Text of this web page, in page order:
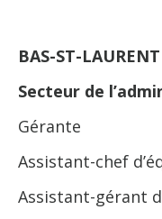
BAS-ST-LAURENT
Secteur de
Gérante
Assistant-chef
Assistant-gérant